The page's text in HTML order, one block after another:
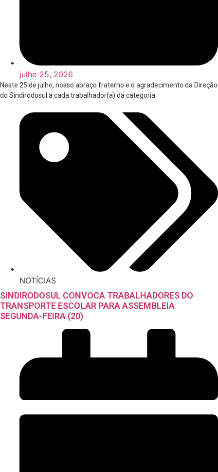
julho 25, 2026
Neste 25 de julho, nosso abraço fraterno e o agradecimento da Direção
do Sindirodosul a cada trabalhador(a) da categoria.
NOTÍCIAS
SINDIRODOSUL CONVOCA TRABALHADORES DO
TRANSPORTE ESCOLAR PARA ASSEMBLEIA
SEGUNDA-FEIRA (20)